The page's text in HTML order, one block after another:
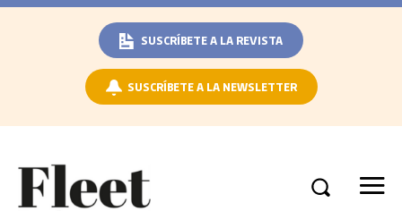
SUSCRÍBETE A LA REVISTA
SUSCRÍBETE A LA NEWSLETTER